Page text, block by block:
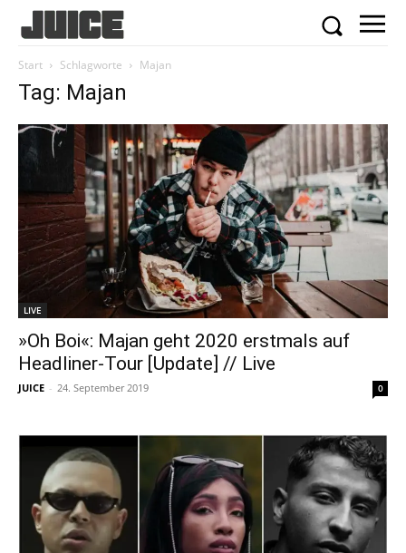
Start Schlagworte Majan
Tag: Majan
LIVE
»Oh Boi«: Majan geht 2020 erstmals auf
Headliner-Tour [Update] // Live
JUICE - 24. September 2019 0